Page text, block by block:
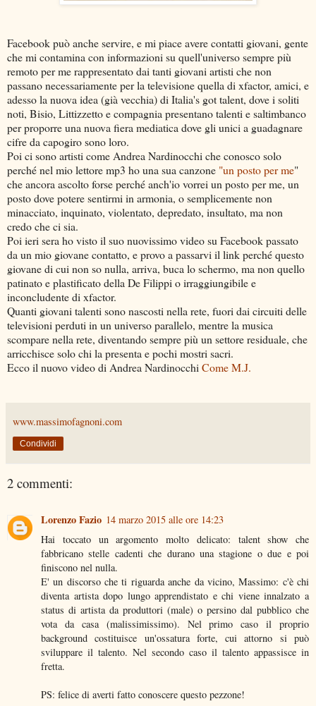
Facebook può anche servire, e mi piace avere contatti giovani, gente
che mi contamina con informazioni su quell'universo sempre più
remoto per me rappresentato dai tanti giovani artisti che non
passano necessariamente per la televisione quella di xfactor, amici, e
adesso la nuova idea (già vecchia) di Italia's got talent, dove i soliti
noti, Bisio, Littizzetto e compagnia presentano talenti e saltimbanco
per proporre una nuova fiera mediatica dove gli unici a guadagnare
cifre da capogiro sono loro.
Poi ci sono artisti come Andrea Nardinocchi che conosco solo
perché nel mio lettore mp3 ho una sua canzone "un posto per me"
che ancora ascolto forse perché anch'io vorrei un posto per me, un
posto dove potere sentirmi in armonia, o semplicemente non
minacciato, inquinato, violentato, depredato, insultato, ma non
credo che ci sia.
Poi ieri sera ho visto il suo nuovissimo video su Facebook passato
da un mio giovane contatto, e provo a passarvi il link perché questo
giovane di cui non so nulla, arriva, buca lo schermo, ma non quello
patinato e plastificato della De Filippi o irraggiungibile e
inconcludente di xfactor.
Quanti giovani talenti sono nascosti nella rete, fuori dai circuiti delle
televisioni perduti in un universo parallelo, mentre la musica
scompare nella rete, diventando sempre più un settore residuale, che
arricchisce solo chi la presenta e pochi mostri sacri.
Ecco il nuovo video di Andrea Nardinocchi Come M.J.
www.massimofagnoni.com
Condividi
2 commenti:
Lorenzo Fazio 14 marzo 2015 alle ore 14:23
Hai toccato un argomento molto delicato: talent show che
fabbricano stelle cadenti che durano una stagione o due e poi
finiscono nel nulla.
E' un discorso che ti riguarda anche da vicino, Massimo: c'è chi
diventa artista dopo lungo apprendistato e chi viene innalzato a
status di artista da produttori (male) o persino dal pubblico che
vota da casa (malissimissimo). Nel primo caso il proprio
background costituisce un'ossatura forte, cui attorno si può
sviluppare il talento. Nel secondo caso il talento appassisce in
fretta.
PS: felice di averti fatto conoscere questo pezzone!